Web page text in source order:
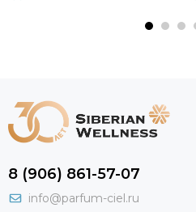
8 (906) 861-57-07
info@parfum-ciel.ru